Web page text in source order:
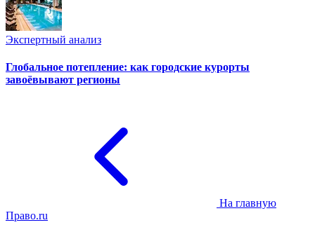
Экспертный анализ
Глобальное потепление: как городские курорты
завоёвывают регионы
На главную
Право.ru